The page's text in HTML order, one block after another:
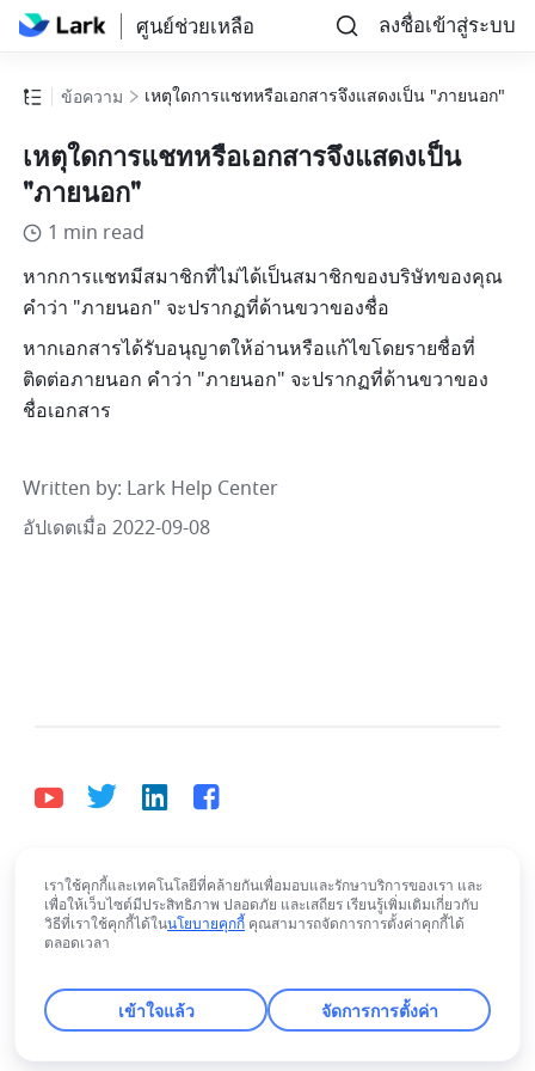
ศูนย์ช่วยเหลือ ลงชื่อเข้าสู่ระบบ
ข้อความ เหตุใดการแชทหรือเอกสารจึงแสดงเป็น "ภายนอก"
เหตุใดการแชทหรือเอกสารจึงแสดงเป็น
"ภายนอก"
1 min read
หากการแชทมีสมาชิกที่ไม่ได้เป็นสมาชิกของบริษัทของคุณ
คำว่า "ภายนอก" จะปรากฏที่ด้านขวาของชื่อ
หากเอกสารได้รับอนุญาตให้อ่านหรือแก้ไขโดยรายชื่อที่
ติดต่อภายนอก คำว่า "ภายนอก" จะปรากฏที่ด้านขวาของ
ชื่อเอกสาร
Written by: Lark Help Center
อัปเดตเมื่อ 2022-09-08
ไทย
Bahasa Indonesia Deutsch English
Español
Français
Tiếng Việt
ไทย 한국어 日本語
中文
Русский язык
हिन्दी
Singapore with offices worldwide.
เราใช้คุกกี้และเทคโนโลยีที่คล้ายกันเพื่อมอบและรักษาบริการของเรา และ
เพื่อให้เว็บไซต์มีประสิทธิภาพ ปลอดภัย และเสถียร เรียนรู้เพิ่มเติมเกี่ยวกับ
วิธีที่เราใช้คุกกี้ได้ในนโยบายคุกกี้ คุณสามารถจัดการการตั้งค่าคุกกี้ได้
ตลอดเวลา
เข้าใจแล้ว จัดการการตั้งค่า